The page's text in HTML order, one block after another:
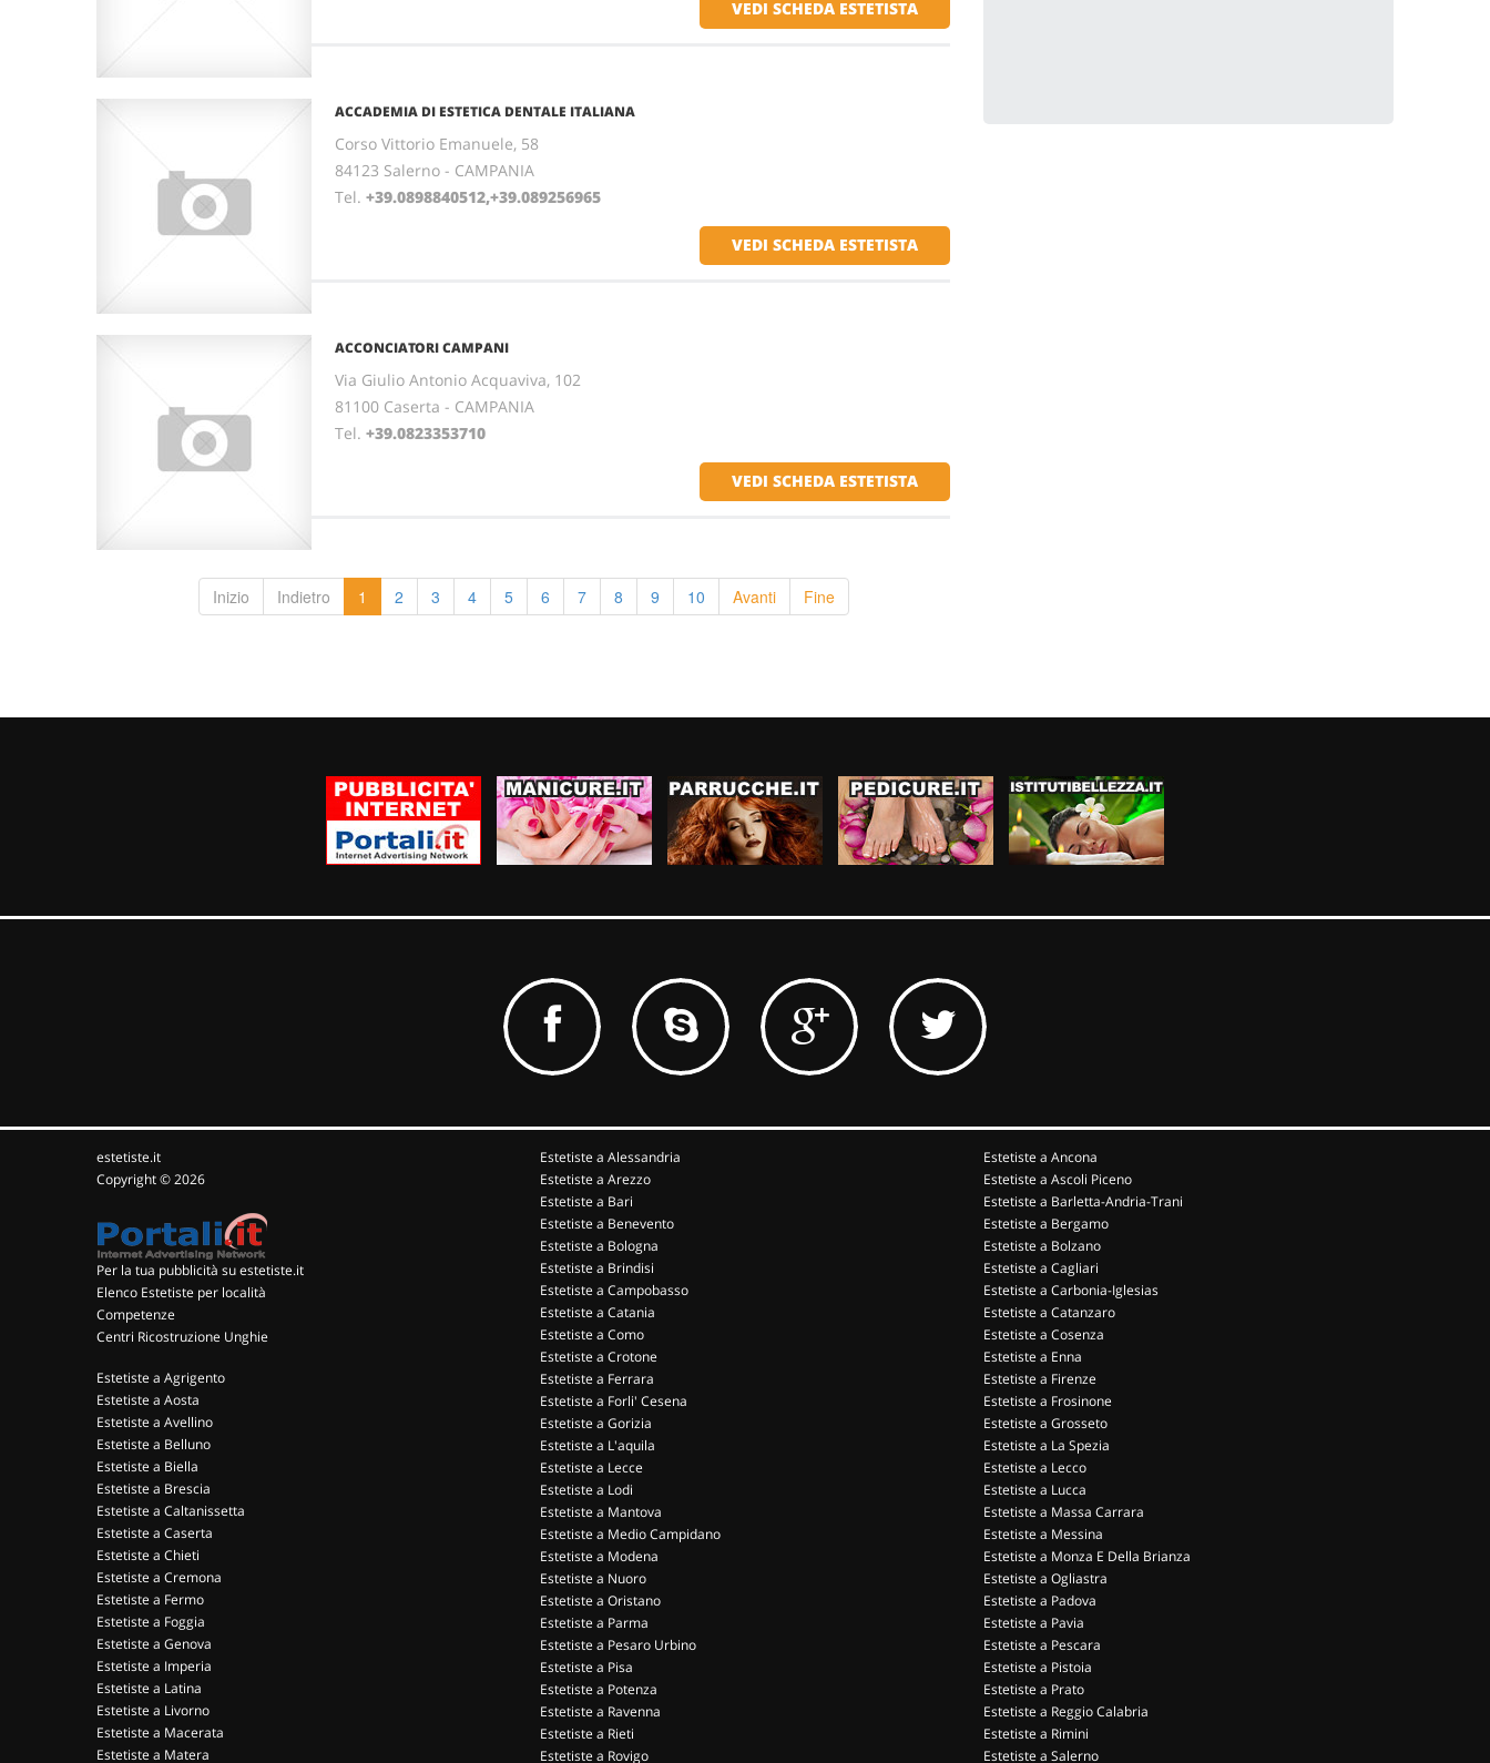
VEDI SCHEDA ESTETISTA
ACCADEMIA DI ESTETICA DENTALE ITALIANA
Corso Vittorio Emanuele, 58
84123 Salerno - CAMPANIA
Tel. +39.0898840512,+39.089256965
VEDI SCHEDA ESTETISTA
ACCONCIATORI CAMPANI
Via Giulio Antonio Acquaviva, 102
81100 Caserta - CAMPANIA
Tel. +39.0823353710
VEDI SCHEDA ESTETISTA
Inizio Indietro 1 2 3 4 5 6 7 8 9 10 Avanti Fine
estetiste.it
Copyright © 2026
Per la tua pubblicità su estetiste.it
Elenco Estetiste per località
Competenze
Centri Ricostruzione Unghie
Estetiste a Agrigento
Estetiste a Aosta
Estetiste a Avellino
Estetiste a Belluno
Estetiste a Biella
Estetiste a Brescia
Estetiste a Caltanissetta
Estetiste a Caserta
Estetiste a Chieti
Estetiste a Cremona
Estetiste a Fermo
Estetiste a Foggia
Estetiste a Genova
Estetiste a Imperia
Estetiste a Latina
Estetiste a Livorno
Estetiste a Macerata
Estetiste a Matera
Estetiste a Alessandria
Estetiste a Arezzo
Estetiste a Bari
Estetiste a Benevento
Estetiste a Bologna
Estetiste a Brindisi
Estetiste a Campobasso
Estetiste a Catania
Estetiste a Como
Estetiste a Crotone
Estetiste a Ferrara
Estetiste a Forli' Cesena
Estetiste a Gorizia
Estetiste a L'aquila
Estetiste a Lecce
Estetiste a Lodi
Estetiste a Mantova
Estetiste a Medio Campidano
Estetiste a Modena
Estetiste a Nuoro
Estetiste a Oristano
Estetiste a Parma
Estetiste a Pesaro Urbino
Estetiste a Pisa
Estetiste a Potenza
Estetiste a Ravenna
Estetiste a Rieti
Estetiste a Rovigo
Estetiste a Ancona
Estetiste a Ascoli Piceno
Estetiste a Barletta-Andria-Trani
Estetiste a Bergamo
Estetiste a Bolzano
Estetiste a Cagliari
Estetiste a Carbonia-Iglesias
Estetiste a Catanzaro
Estetiste a Cosenza
Estetiste a Enna
Estetiste a Firenze
Estetiste a Frosinone
Estetiste a Grosseto
Estetiste a La Spezia
Estetiste a Lecco
Estetiste a Lucca
Estetiste a Massa Carrara
Estetiste a Messina
Estetiste a Monza E Della Brianza
Estetiste a Ogliastra
Estetiste a Padova
Estetiste a Pavia
Estetiste a Pescara
Estetiste a Pistoia
Estetiste a Prato
Estetiste a Reggio Calabria
Estetiste a Rimini
Estetiste a Salerno